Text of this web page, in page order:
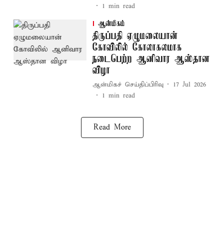
1 min read
ஆன்மிகம்
திருப்பதி ஏழுமலையான்
கோவிலில் கோலாகலமாக
நடைபெற்ற ஆனிவார ஆஸ்தான
விழா
ஆன்மிகச் செய்திப்பிரிவு
17 Jul 2026
1 min read
Read More